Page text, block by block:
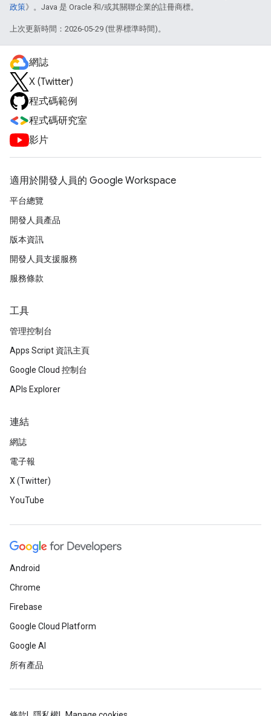
政策》。Java 是 Oracle 和/或其關聯企業的註冊商標。
上次更新時間：2026-05-29 (世界標準時間)。
網誌
X (Twitter)
程式碼範例
程式碼研究室
影片
適用於開發人員的 Google Workspace
平台總覽
開發人員產品
版本資訊
開發人員支援服務
服務條款
工具
管理控制台
Apps Script 資訊主頁
Google Cloud 控制台
APIs Explorer
連結
網誌
電子報
X (Twitter)
YouTube
Android
Chrome
Firebase
Google Cloud Platform
Google AI
所有產品